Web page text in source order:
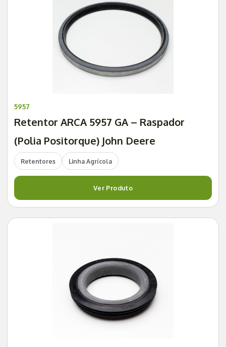
5957
Retentor ARCA 5957 GA – Raspador
(Polia Positorque) John Deere
Retentores Linha Agrícola
Ver Produto